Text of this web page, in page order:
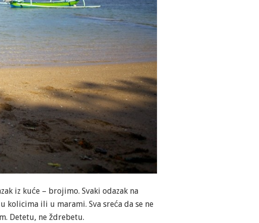
iz kuće – brojimo. Svaki odazak na
kolicima ili u marami. Sva sreća da se ne
Detetu, ne ždrebetu.